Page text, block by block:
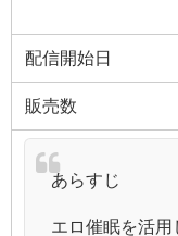
配信開始日
販売数
あらすじ
エロ催眠を活用